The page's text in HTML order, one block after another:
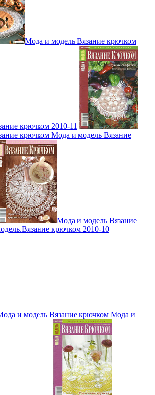
Мода и модель Вязание крючком
крючком 2010-11
крючком Мода и модель Вязание
Мода и модель Вязание
крючком 2010-10
и модель Вязание крючком Мода и